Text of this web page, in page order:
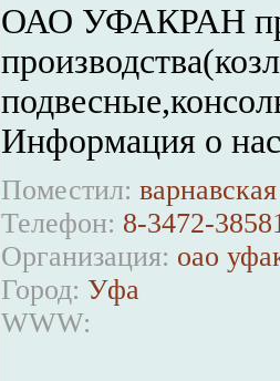
ОАО УФАКРАН
Информация о
Поместил:
Телефон: 8-3472-
Организация: оао
Город: Уфа
WWW: